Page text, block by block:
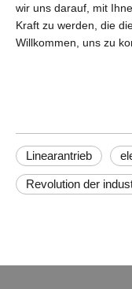
wir uns darauf, mit
Kraft zu werden, die
Willkommen, uns zu
Linearantrieb
Revolution der